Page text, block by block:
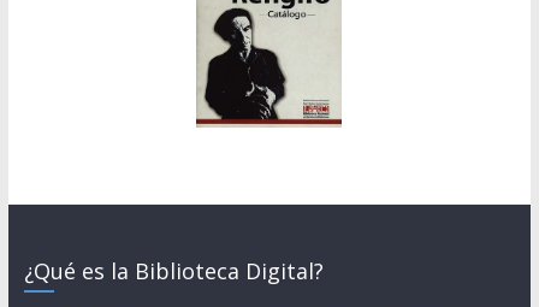
¿Qué es la Biblioteca Digital?